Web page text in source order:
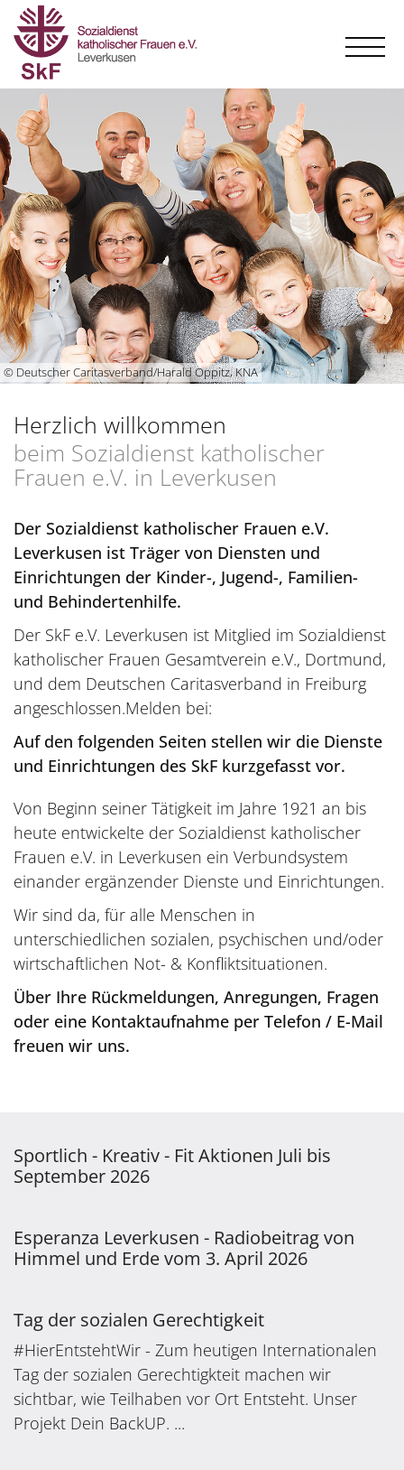
© Deutscher Caritasverband/Harald Oppitz, KNA
Herzlich willkommen
beim Sozialdienst katholischer
Frauen e.V. in Leverkusen
Der Sozialdienst katholischer Frauen e.V.
Leverkusen ist Träger von Diensten und
Einrichtungen der Kinder-, Jugend-, Familien-
und Behindertenhilfe.
Der SkF e.V. Leverkusen ist Mitglied im Sozialdienst
katholischer Frauen Gesamtverein e.V., Dortmund,
und dem Deutschen Caritasverband in Freiburg
angeschlossen.Melden bei:
Auf den folgenden Seiten stellen wir die Dienste
und Einrichtungen des SkF kurzgefasst vor.
Von Beginn seiner Tätigkeit im Jahre 1921 an bis
heute entwickelte der Sozialdienst katholischer
Frauen e.V. in Leverkusen ein Verbundsystem
einander ergänzender Dienste und Einrichtungen.
Wir sind da, für alle Menschen in
unterschiedlichen sozialen, psychischen und/oder
wirtschaftlichen Not- & Konfliktsituationen.
Über Ihre Rückmeldungen, Anregungen, Fragen
oder eine Kontaktaufnahme per Telefon / E-Mail
freuen wir uns.
Sportlich - Kreativ - Fit Aktionen Juli bis
September 2026
Esperanza Leverkusen - Radiobeitrag von
Himmel und Erde vom 3. April 2026
Tag der sozialen Gerechtigkeit
#HierEntstehtWir - Zum heutigen Internationalen
Tag der sozialen Gerechtigkteit machen wir
sichtbar, wie Teilhaben vor Ort Entsteht. Unser
Projekt Dein BackUP. ...